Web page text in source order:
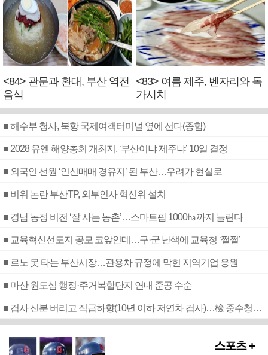
<84> 관문과 환대, 부산 역전
음식
<83> 여름 제주, 벤자리와 독
가시치
■ 해수부 청사, 북항 국제여객터미널 옆에 선다(종합)
■ 2028 유엔 해양총회 개최지, ‘부산이냐 제주냐’ 10일 결정
■ 외국인 선원 ‘인신매매 경유지’ 된 부산…우려가 현실로
■ 비위 논란 부산TP, 외부인사 혁신위 설치
■ 경남 농정 비전 ‘잘 사는 농촌’…스마트팜 1000㏊까지 늘린다
■ 교육혁신선도지 공모 코앞인데…구·군 난색에 교육청 ‘쩔쩔’
■ 르노 못 타는 부산시장…관용차 규정에 막힌 지역기업 응원
■ 마산 원도심 행정·주거복합단지 연내 준공 수순
■ 검사 신분 버리고 직급하향(10년 이하 저연차 검사)…檢 중수청행 기피
스포츠 +